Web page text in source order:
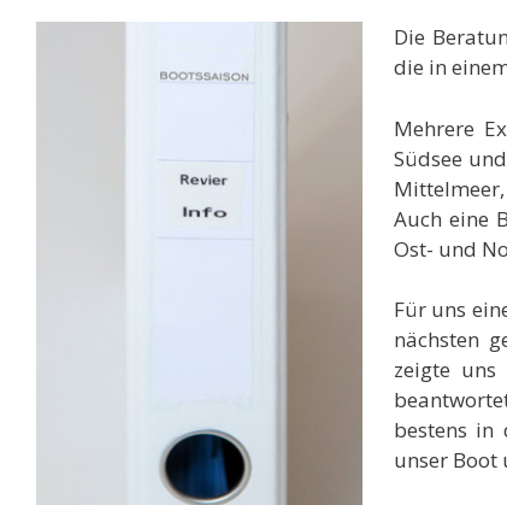
Die
die in
Mehrere
Südsee
Auch eine
Ost- und
Für uns
nächsten
zeigte
bestens
unser Boot